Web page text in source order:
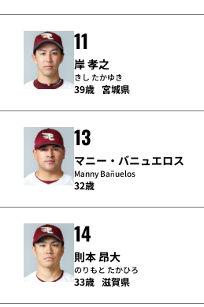
11
岸 孝之
きし たかゆき
39歳 宮城県
13
マニー・バニュエロス
Manny Bañuelos
32歳
14
則本 昂大
のりもと たかひろ
33歳 滋賀県